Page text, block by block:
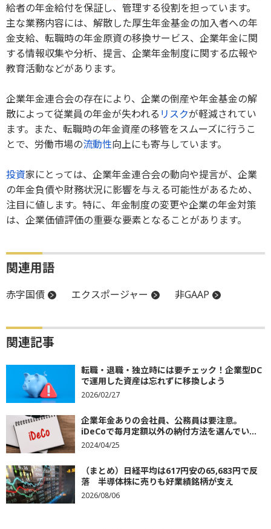
給者の年金給付を保証し、管理する役割を担っています。
主な業務内容には、解散した厚生年金基金の加入者への年
金支給、転職時の年金原資の移換サービス、企業年金に関
する情報収集や分析、提言、企業年金制度に関する広報や
教育活動などがあります。
企業年金連合会の存在により、企業の倒産や年金基金の解
散によって従業員の年金が失われる リスクが軽減されてい
ます。また、転職時の年金資産の移管をスムーズに行うこ
とで、労働市場の流動性向上にも寄与しています。
投資家にとっては、企業年金連合会の動向や提言が、企業
の年金負債や財務状況に影響を与える可能性があるため、
注目に値します。特に、年金制度の変更や企業の年金対策
は、企業価値評価の重要な要素となることがあります。
関連用語
赤字国債 エクスポージャー 非GAAP
関連記事
転職・退職・独立時には要チェック！企業型DC
で運用した資産は忘れずに移換しよう
2026/02/27
企業年金ありの会社員、公務員は要注意。
iDeCoで毎月定額以外の納付方法を選んでい...
2024/04/25
（まとめ）日経平均は617円安の65,683円で反
落 半導体株に売りも好業績銘柄が支え
2026/08/06